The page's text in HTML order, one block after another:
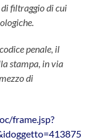
filtraggio di cui
penale, il
stampa, in via
di
frame.jsp?